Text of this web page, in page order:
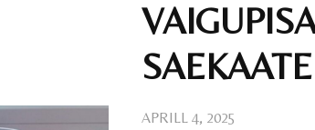
APRILL 4, 2025